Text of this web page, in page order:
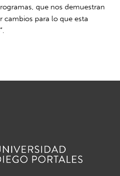
que nos demuestran
cambios para lo que esta